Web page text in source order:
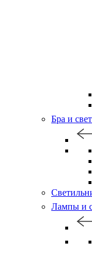
Бра и
Лампы и